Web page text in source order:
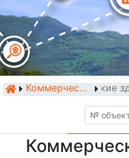
Коммерческие здания
Коммерческие